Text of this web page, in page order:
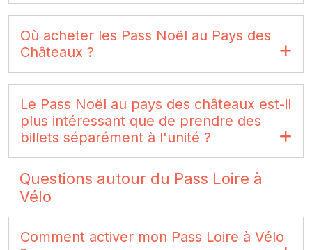
Où acheter les Pass Noël au Pays des
Châteaux ?
Le Pass Noël au pays des châteaux est-il
plus intéressant que de prendre des
billets séparément à l'unité ?
Questions autour du Pass Loire à
Vélo
Comment activer mon Pass Loire à Vélo